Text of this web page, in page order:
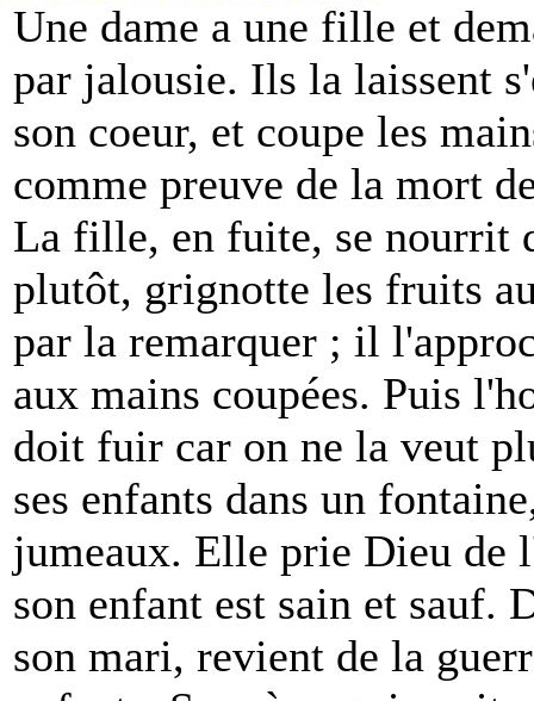
Une dame a une fille et
par jalousie. Ils la laissent
son coeur, et coupe les
comme preuve de la mort
La fille, en fuite, se nourrit
plutôt, grignotte les fruits
par la remarquer ; il
aux mains coupées. Puis
doit fuir car on ne la veut
ses enfants dans un
jumeaux. Elle prie Dieu de
son enfant est sain et sauf.
son mari, revient de la